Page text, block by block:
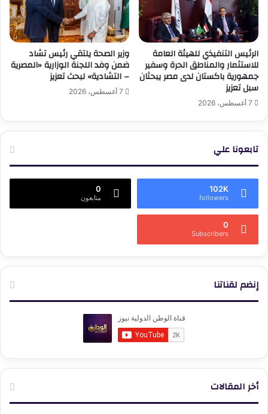
الرئيس التنفيذي للهيئة العامة
للاستثمار والمناطق الحرة وسفير
جمهورية باكستان لدى مصر يبحثان
سبل تعزيز
7 أغسطس، 2026
وزير الصحة يلتقي رئيس تشاد
ضمن وفد اللجنة الوزارية «المصرية
– التشادية» لبحث تعزيز
7 أغسطس، 2026
تابعونا علي
102K
followers
0
متابعون
0
Subscribers
إنضم لقناتنا
أخر المقالات